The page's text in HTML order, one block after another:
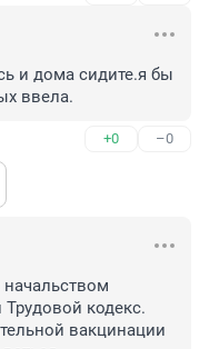
и дома сидите.я бы
ввела.
+0 –0
кодекс.
вакцинации